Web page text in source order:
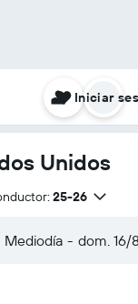
Iniciar
Unidos
25-26
Mediodía - dom. 16/